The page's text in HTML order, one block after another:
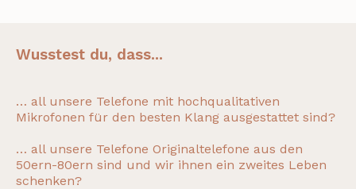
Wusstest du, dass...
… all unsere Telefone mit hochqualitativen
Mikrofonen für den besten Klang ausgestattet sind?
… all unsere Telefone Originaltelefone aus den
50ern-80ern sind und wir ihnen ein zweites Leben
schenken?